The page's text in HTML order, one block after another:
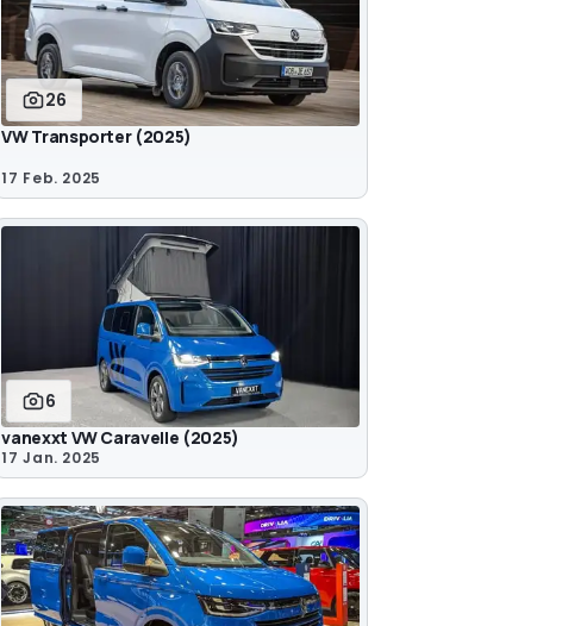
26
VW Transporter (2025)
17 Feb. 2025
6
vanexxt VW Caravelle (2025)
17 Jan. 2025